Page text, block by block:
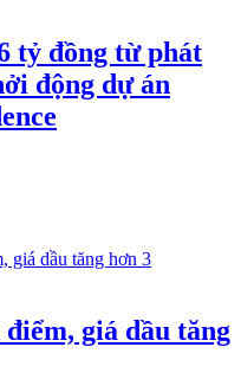
tỷ đồng từ phát
động dự án
giá dầu tăng